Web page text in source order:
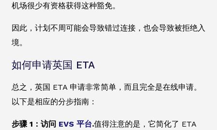
机场很少有资格获得这种豁免。
因此，计划不周可能会导致错过连接，也会导致被拒绝入
境。
如何申请英国 ETA
总之，英国 ETA 申请非常简单，而且完全是在线申请。
以下是相应的分步指南：
步骤 1：访问 EVS 平台.值得注意的是，它简化了 ETA